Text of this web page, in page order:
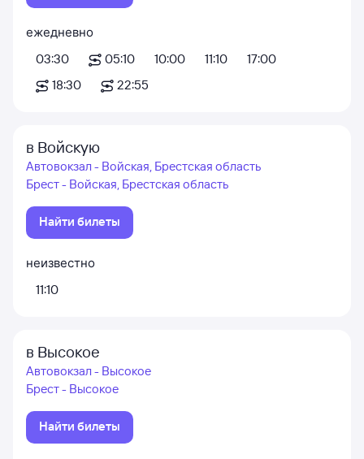
ежедневно
03:30
05:10 10:00 11:10
17:00
18:30
22:55
в Войскую
Автовокзал - Войская, Брестская область
Брест - Войская, Брестская область
Найти билеты
неизвестно
11:10
в Высокое
Автовокзал - Высокое
Брест - Высокое
Найти билеты